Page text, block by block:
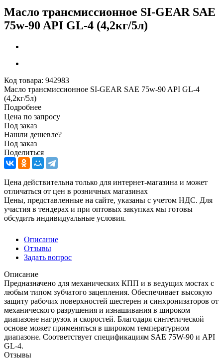
Масло трансмиссионное SI-GEAR SAE
75w-90 API GL-4 (4,2кг/5л)
Код товара: 942983
Масло трансмиссионное SI-GEAR SAE 75w-90 API GL-4
(4,2кг/5л)
Подробнее
Цена по запросу
Под заказ
Нашли дешевле?
Под заказ
Поделиться
Цена действительна только для интернет-магазина и может
отличаться от цен в розничных магазинах
Цены, представленные на сайте, указаны с учетом НДС. Для
участия в тендерах и при оптовых закупках мы готовы
обсудить индивидуальные условия.
Описание
Отзывы
Задать вопрос
Описание
Предназначено для механических КПП и в ведущих мостах с
любым типом зубчатого зацепления. Обеспечивает высокую
защиту рабочих поверхностей шестерен и синхронизаторов от
механического разрушения и изнашивания в широком
диапазоне нагрузок и скоростей. Благодаря синтетической
основе может применяться в широком температурном
диапазоне. Соответствует спецификациям SAE 75W-90 и API
GL-4.
Отзывы